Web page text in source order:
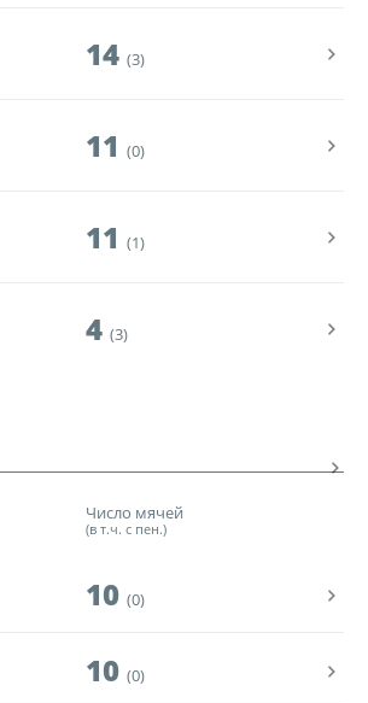
14 (3)
11 (0)
11 (1)
4 (3)
Число мячей
(в т.ч. с пен.)
10 (0)
10 (0)